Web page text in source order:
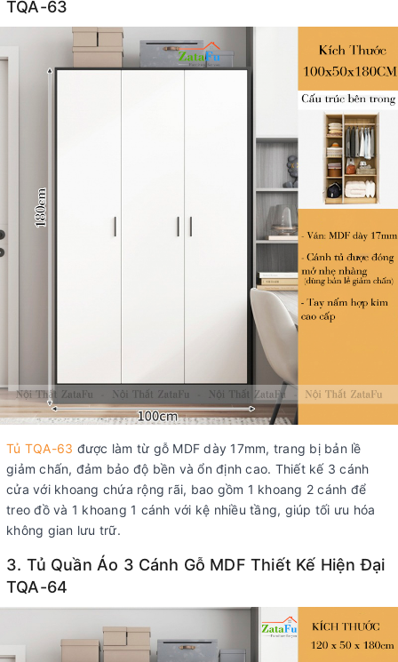
TQA-63
Tủ TQA-63 được làm từ gỗ MDF dày 17mm, trang bị bản lề
giảm chấn, đảm bảo độ bền và ổn định cao. Thiết kế 3 cánh
cửa với khoang chứa rộng rãi, bao gồm 1 khoang 2 cánh để
treo đồ và 1 khoang 1 cánh với kệ nhiều tầng, giúp tối ưu hóa
không gian lưu trữ.
3. Tủ Quần Áo 3 Cánh Gỗ MDF Thiết Kế Hiện Đại
TQA-64